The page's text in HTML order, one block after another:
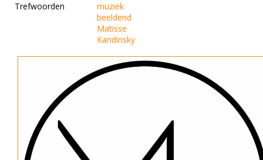
Trefwoorden
muziek
beeldend
Matisse
Kandinsky